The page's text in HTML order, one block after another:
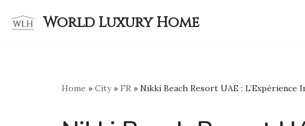
Skip
World Luxury Home
Home » City» FR » Nikki Beach Resort UAE : L’Expérience